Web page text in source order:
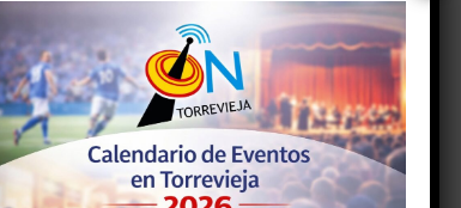
integral que ha consistido en una
de los fondos, reparación de barandillas
renovación de canastas de baloncesto
las gradas y del marcaje de pista.Diana
llevando a cabo hacen posible que se
y en perfectas condiciones para practicar